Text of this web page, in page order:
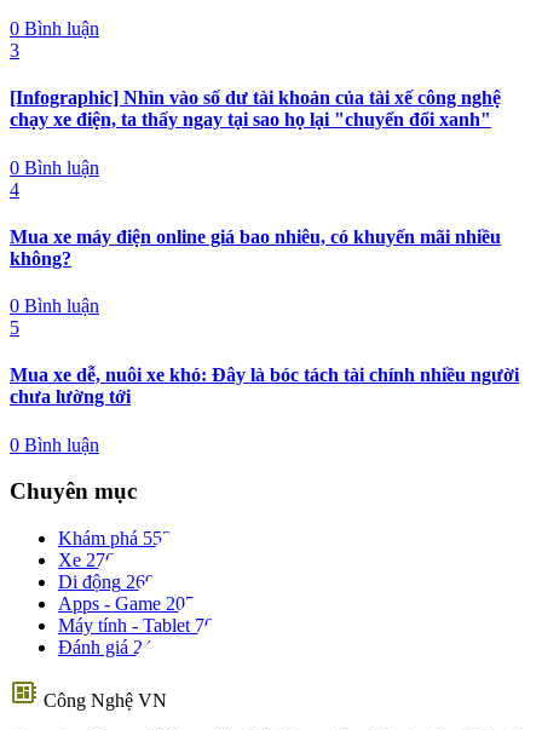
0 Bình luận
3
[Infographic] Nhìn vào số dư tài khoản của tài xế công nghệ
chạy xe điện, ta thấy ngay tại sao họ lại "chuyển đổi xanh"
0 Bình luận
4
Mua xe máy điện online giá bao nhiêu, có khuyến mãi nhiều
không?
0 Bình luận
5
Mua xe dễ, nuôi xe khó: Đây là bóc tách tài chính nhiều người
chưa lường tới
0 Bình luận
Chuyên mục
Khám phá 552
Xe 276
Di động 269
Apps - Game 207
Máy tính - Tablet 70
Đánh giá 24
developer_board Công Nghệ VN